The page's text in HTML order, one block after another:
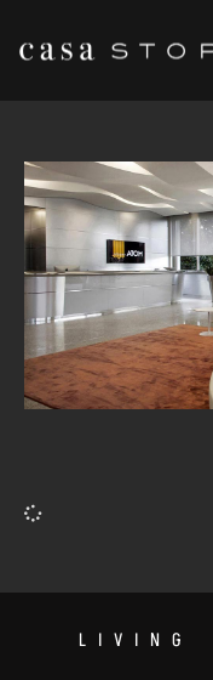
LIVING